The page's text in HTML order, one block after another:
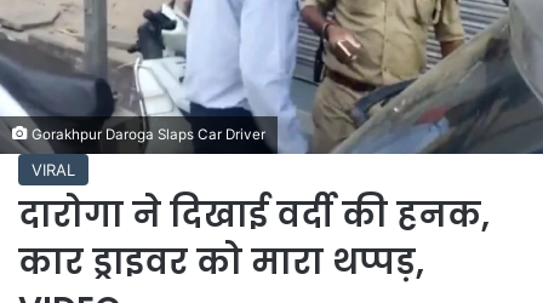
Gorakhpur Daroga Slaps Car Driver
VIRAL
दारोगा ने दिखाई वर्दी की हनक,
कार ड्राइवर को मारा थप्पड़,